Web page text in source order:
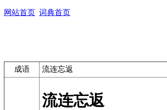
网站首页 词典首页
成语 流连忘返
流连忘返